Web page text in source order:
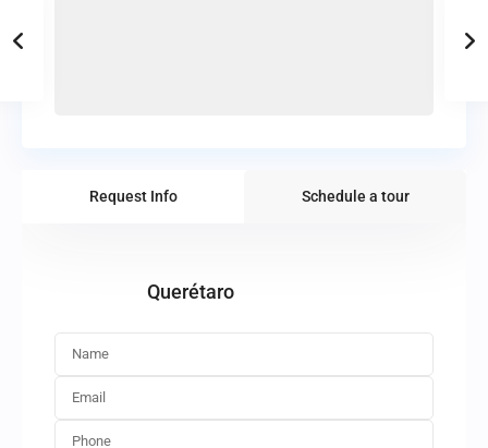
Request Info Schedule a tour
Querétaro